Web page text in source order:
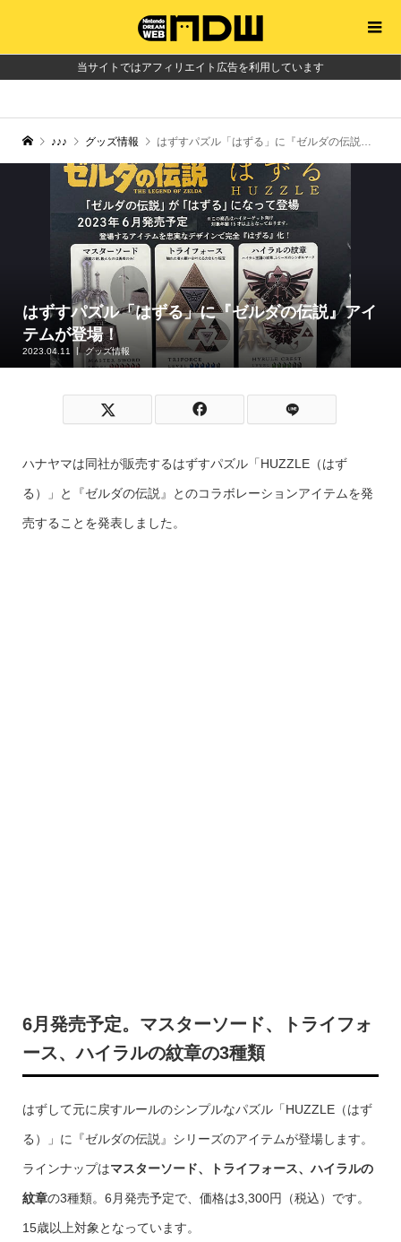
当サイトではアフィリエイト広告を利用しています
♪♪♪ グッズ情報 はずすパズル「はずる」に『ゼルダの伝説』アイテムが登場！
はずすパズル「はずる」に『ゼルダの伝説』アイ
テムが登場！
2023.04.11 グッズ情報
ハナヤマは同社が販売するはずすパズル「HUZZLE（はず
る）」と『ゼルダの伝説』とのコラボレーションアイテムを発
売することを発表しました。
6月発売予定。マスターソード、トライフォ
ース、ハイラルの紋章の3種類
はずして元に戻すルールのシンプルなパズル「HUZZLE（はず
る）」に『ゼルダの伝説』シリーズのアイテムが登場します。
ラインナップはマスターソード、トライフォース、ハイラルの
紋章の3種類。6月発売予定で、価格は3,300円（税込）です。
15歳以上対象となっています。